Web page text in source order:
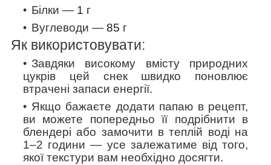
Білки — 1 г
Вуглеводи — 85 г
Як використовувати:
Завдяки високому вмісту природних
цукрів цей снек швидко поновлює
втрачені запаси енергії.
Якщо бажаєте додати папаю в рецепт,
ви можете попередньо її подрібнити в
блендері або замочити в теплій воді на
1–2 години — усе залежатиме від того,
якої текстури вам необхідно досягти.